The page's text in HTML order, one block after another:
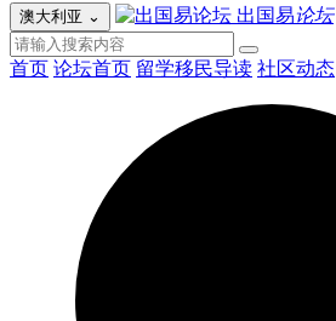
澳大利亚 ⌄ 出国易论坛
首页 论坛首页 留学移民导读 社区动态